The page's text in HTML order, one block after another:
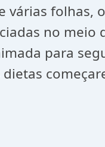
folhas,
no
para